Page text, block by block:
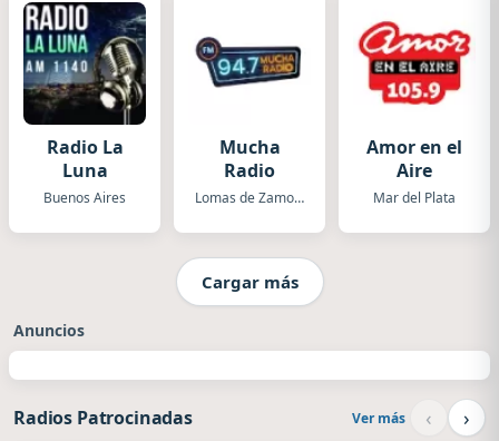
Radio La
Luna
Buenos Aires
Mucha
Radio
Lomas de Zamora
Amor en el
Aire
Mar del Plata
Cargar más
Anuncios
Radios Patrocinadas Ver más ‹ ›